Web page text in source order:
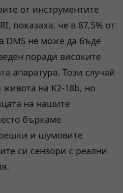
от инструментите
показаха, че в 87,5% от
DMS не може да бъде
поради високите
апаратура. Този случай
живота на K2-18b, но
на нашите
бъркаме
и шумовите
си сензори с реални